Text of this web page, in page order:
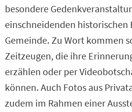
besondere
einschneidenden historischen
Gemeinde. Zu Wort kommen
Zeitzeugen, die ihre
erzählen oder per
können. Auch Fotos aus
zudem im Rahmen einer